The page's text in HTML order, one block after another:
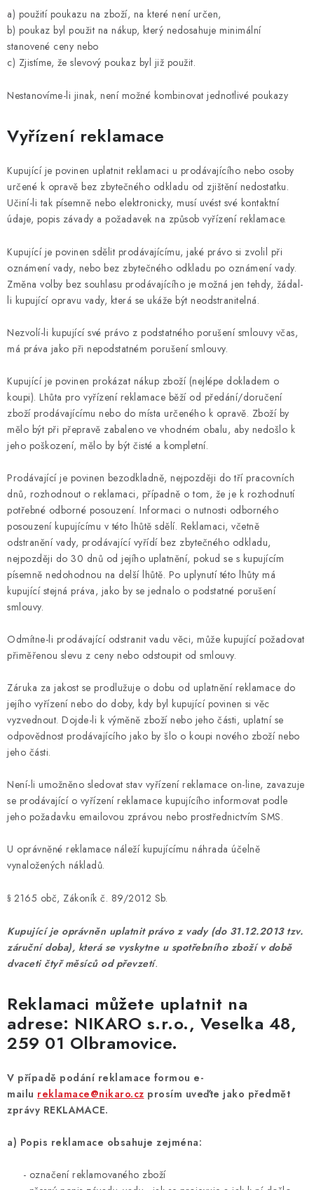
a) použití poukazu na zboží, na které není určen,
b) poukaz byl použit na nákup, který nedosahuje minimální
stanovené ceny nebo
c) Zjistíme, že slevový poukaz byl již použit.
Nestanovíme-li jinak, není možné kombinovat jednotlivé poukazy
Vyřízení reklamace
Kupující je povinen uplatnit reklamaci u prodávajícího nebo osoby
určené k opravě bez zbytečného odkladu od zjištění nedostatku.
Učiní-li tak písemně nebo elektronicky, musí uvést své kontaktní
údaje, popis závady a požadavek na způsob vyřízení reklamace.
Kupující je povinen sdělit prodávajícímu, jaké právo si zvolil při
oznámení vady, nebo bez zbytečného odkladu po oznámení vady.
Změna volby bez souhlasu prodávajícího je možná jen tehdy, žádal-
li kupující opravu vady, která se ukáže být neodstranitelná.
Nezvolí-li kupující své právo z podstatného porušení smlouvy včas,
má práva jako při nepodstatném porušení smlouvy.
Kupující je povinen prokázat nákup zboží (nejlépe dokladem o
koupi). Lhůta pro vyřízení reklamace běží od předání/doručení
zboží prodávajícímu nebo do místa určeného k opravě. Zboží by
mělo být při přepravě zabaleno ve vhodném obalu, aby nedošlo k
jeho poškození, mělo by být čisté a kompletní.
Prodávající je povinen bezodkladně, nejpozději do tří pracovních
dnů, rozhodnout o reklamaci, případně o tom, že je k rozhodnutí
potřebné odborné posouzení. Informaci o nutnosti odborného
posouzení kupujícímu v této lhůtě sdělí. Reklamaci, včetně
odstranění vady, prodávající vyřídí bez zbytečného odkladu,
nejpozději do 30 dnů od jejího uplatnění, pokud se s kupujícím
písemně nedohodnou na delší lhůtě. Po uplynutí této lhůty má
kupující stejná práva, jako by se jednalo o podstatné porušení
smlouvy.
Odmítne-li prodávající odstranit vadu věci, může kupující požadovat
přiměřenou slevu z ceny nebo odstoupit od smlouvy.
Záruka za jakost se prodlužuje o dobu od uplatnění reklamace do
jejího vyřízení nebo do doby, kdy byl kupující povinen si věc
vyzvednout. Dojde-li k výměně zboží nebo jeho části, uplatní se
odpovědnost prodávajícího jako by šlo o koupi nového zboží nebo
jeho části.
Není-li umožněno sledovat stav vyřízení reklamace on-line, zavazuje
se prodávající o vyřízení reklamace kupujícího informovat podle
jeho požadavku emailovou zprávou nebo prostřednictvím SMS.
U oprávněné reklamace náleží kupujícímu náhrada účelně
vynaložených nákladů.
§ 2165 obč, Zákoník č. 89/2012 Sb.
Kupující je oprávněn uplatnit právo z vady (do 31.12.2013 tzv.
záruční doba), která se vyskytne u spotřebního zboží v době
dvaceti čtyř měsíců od převzetí.
Reklamaci můžete uplatnit na
adrese: NIKARO s.r.o., Veselka 48,
259 01 Olbramovice.
V případě podání reklamace formou e-
mailu reklamace@nikaro.cz prosím uveďte jako předmět
zprávy REKLAMACE.
a) Popis reklamace obsahuje zejména:
- označení reklamovaného zboží